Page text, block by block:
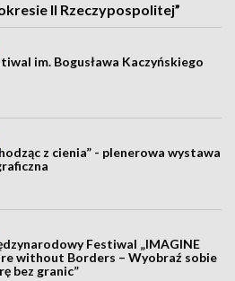
II Rzeczypospolitej”
im. Bogusława Kaczyńskiego
z cienia” - plenerowa wystawa
Festiwal „IMAGINE
without Borders – Wyobraź sobie
bez granic”